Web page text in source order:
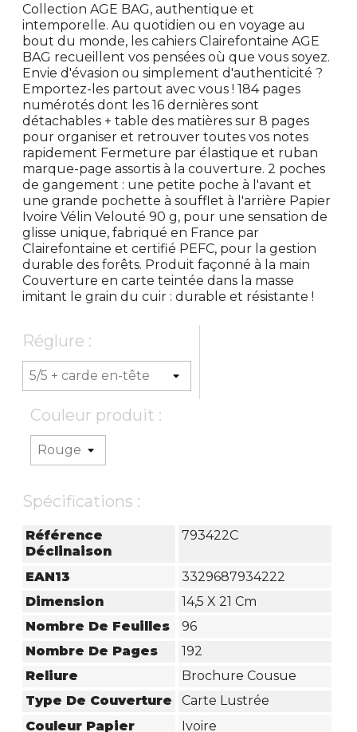
Collection AGE BAG, authentique et
intemporelle. Au quotidien ou en voyage au
bout du monde, les cahiers Clairefontaine AGE
BAG recueillent vos pensées où que vous soyez.
Envie d'évasion ou simplement d'authenticité ?
Emportez-les partout avec vous ! 184 pages
numérotés dont les 16 dernières sont
détachables + table des matières sur 8 pages
pour organiser et retrouver toutes vos notes
rapidement Fermeture par élastique et ruban
marque-page assortis à la couverture. 2 poches
de gangement : une petite poche à l'avant et
une grande pochette à soufflet à l'arrière Papier
Ivoire Vélin Velouté 90 g, pour une sensation de
glisse unique, fabriqué en France par
Clairefontaine et certifié PEFC, pour la gestion
durable des forêts. Produit façonné à la main
Couverture en carte teintée dans la masse
imitant le grain du cuir : durable et résistante !
Réglure :
Couleur produit :
Spécifications :
Référence
Déclinaison
793422C
EAN13
3329687934222
Dimension
14,5 X 21 Cm
Nombre De Feuilles
96
Nombre De Pages
192
Reliure
Brochure Cousue
Type De Couverture
Carte Lustrée
Couleur Papier
Ivoire